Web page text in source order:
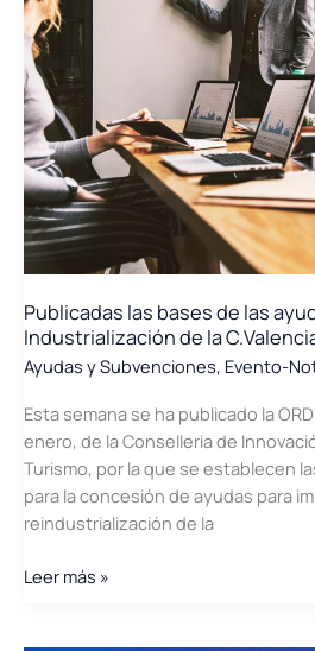
innovador
y
colaborativo
Publicadas las bases de las
Industrialización de la
Ayudas y Subvenciones, Evento-
Esta semana se ha publicado la
enero, de la Conselleria de
Turismo, por la que se establecen
para la concesión de ayudas para
reindustrialización de la
Publicadas
Leer más »